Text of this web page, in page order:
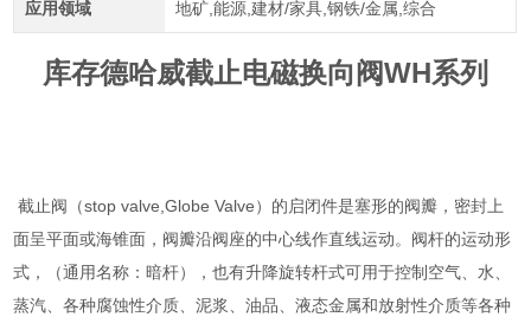
应用领域 地矿,能源,建材/家具,钢铁/金属,综合
库存德哈威截止电磁换向阀WH系列
截止阀（stop valve,Globe Valve）的启闭件是塞形的阀瓣，密封上
面呈平面或海锥面，阀瓣沿阀座的中心线作直线运动。阀杆的运动形
式，（通用名称：暗杆），也有升降旋转杆式可用于控制空气、水、
蒸汽、各种腐蚀性介质、泥浆、油品、液态金属和放射性介质等各种